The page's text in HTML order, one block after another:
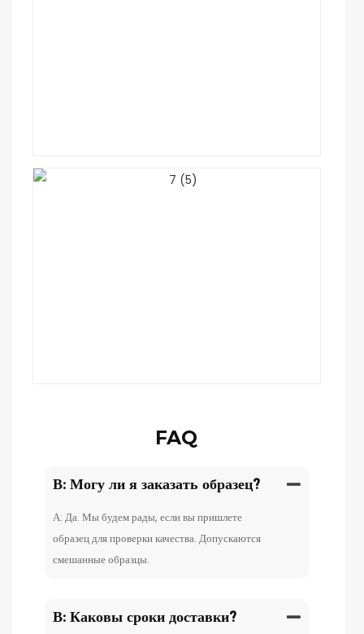
FAQ
В: Могу ли я заказать образец?
А: Да. Мы будем рады, если вы пришлете
образец для проверки качества. Допускаются
смешанные образцы.
В: Каковы сроки доставки?